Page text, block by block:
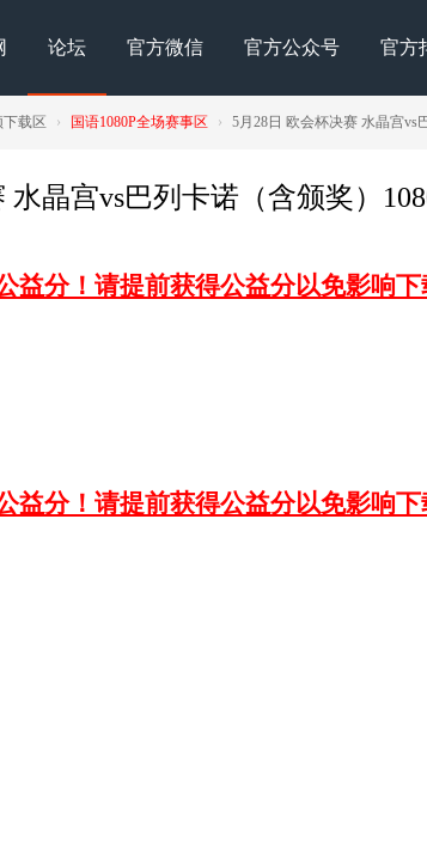
论坛 官方微信 官方公众号 官方
载区 › 国语1080P全场赛事区 › 5月28日 欧会杯决赛 水晶宫vs
晶宫vs巴列卡诺（含颁奖）
益分！请提前获得公益分以免影响
益分！请提前获得公益分以免影响